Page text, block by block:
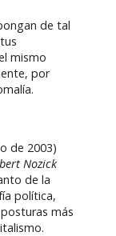
de tal
mismo
por
de 2003)
Nozick
de la
política,
más